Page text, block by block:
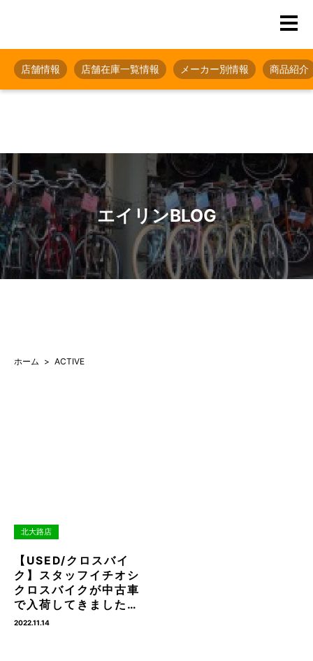
店舗情報 店舗在庫一覧情報 メーカー別情報 商品紹介
エイリンBLOG
ホーム ACTIVE
北大路店
【USED/クロスバイ
ク】スタッフイチオシ
クロスバイクが中古車
で入荷してきました…
2022.11.14